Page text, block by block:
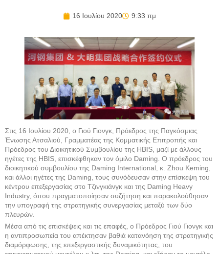
16 Ιουλίου 2020 9:33 πμ
Στις 16 Ιουλίου 2020, ο Γιού Γιονγκ, Πρόεδρος της Παγκόσμιας
Ένωσης Ατσαλιού, Γραμματέας της Κομματικής Επιτροπής και
Πρόεδρος του Διοικητικού Συμβουλίου της HBIS, μαζί με άλλους
ηγέτες της HBIS, επισκέφθηκαν τον όμιλο Daming. Ο πρόεδρος του
διοικητικού συμβουλίου της Daming International, κ. Ζhou Keming,
και άλλοι ηγέτες της Daming, τους συνόδευσαν στην επίσκεψη του
κέντρου επεξεργασίας στο Τζινγκιάνγκ και της Daming Heavy
Industry, όπου πραγματοποίησαν συζήτηση και παρακολούθησαν
την υπογραφή της στρατηγικής συνεργασίας μεταξύ των δύο
πλευρών.
Μέσα από τις επισκέψεις και τις επαφές, ο Πρόεδρος Γιού Γιονγκ και
η αντιπροσωπεία του απέκτησαν βαθιά κατανόηση της στρατηγικής
διαμόρφωσης, της επεξεργαστικής δυναμικότητας, του